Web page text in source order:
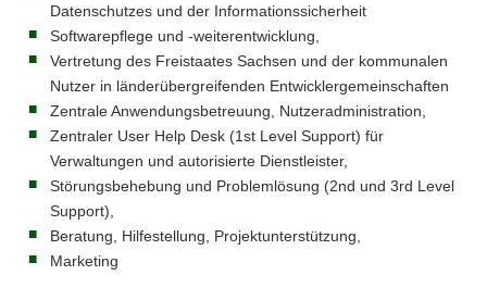
Datenschutzes und der Informationssicherheit
Softwarepflege und -weiterentwicklung,
Vertretung des Freistaates Sachsen und der kommunalen
Nutzer in länderübergreifenden Entwicklergemeinschaften
Zentrale Anwendungsbetreuung, Nutzeradministration,
Zentraler User Help Desk (1st Level Support) für
Verwaltungen und autorisierte Dienstleister,
Störungsbehebung und Problemlösung (2nd und 3rd Level
Support),
Beratung, Hilfestellung, Projektunterstützung,
Marketing